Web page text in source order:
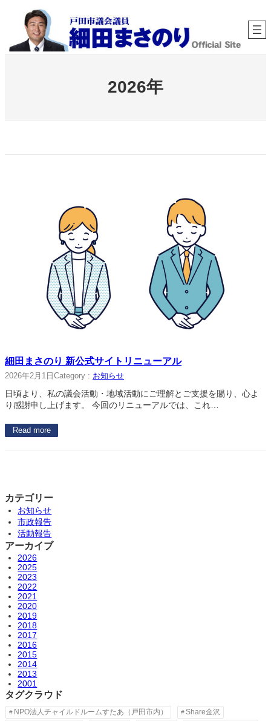
ス
キ
2026年
細田まさのり 新公式サイトリニューアル
2026年2月1日 Category : お知らせ
日頃より、私の議会活動・地域活動にご理解とご支援を賜り、心よ
り感謝申し上げます。 今回のリニューアルでは、これ…
Read more
カテゴリー
お知らせ
市政報告
活動報告
アーカイブ
2026
2025
2023
2022
2021
2020
2019
2018
2017
2016
2015
2014
2013
2001
タグクラウド
NPO法人チャイルドルームすたあ（戸田市内）
Share金沢